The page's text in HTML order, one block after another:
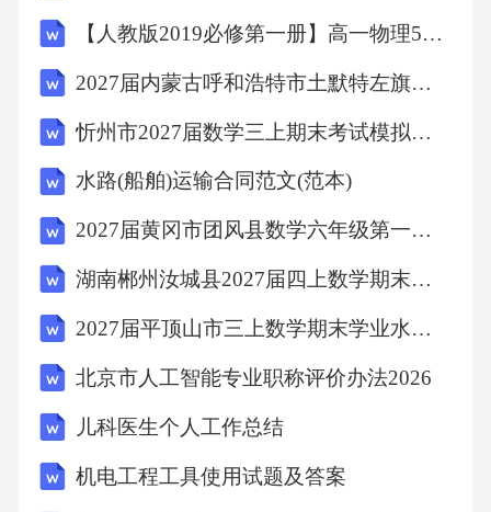
的认知规律，依据智能客户服务领域的核心职
业活动构建了八个项目：走近智能时代客户服
务、开展智能化客户服务管理规划、掌握客户
服务沟通技巧、做好客户服务接待、正确处理
客户投诉、客户服务质量监控、精细分析客户
数据、智能优化客户体验。（二）教学内容本
下：序号模块/项目内容/任务教学内容与教学要
求教学重难点参考课时讲授学时实践学时1走近
智能时代客户服务1.1认识智能时代的客户服务
1.2从客服中心到智能客服中心1.3认识智能客户
服务新岗位1.掌握客户及其分类2.掌握客户服务
意识的具体内容3.掌握智能客户服务的优势4.了
【人教版2019必修第一册】高一物理5牛顿运动定律的应用（教学设计）教案
2027届内蒙古呼和浩特市土默特左旗数学六年级第一学期期末调研试题含解析
忻州市2027届数学三上期末考试模拟试题含解析
水路(船舶)运输合同范文(范本)
2027届黄冈市团风县数学六年级第一学期期末检测模拟试题含解析
湖南郴州汝城县2027届四上数学期末考试模拟试题含解析
2027届平顶山市三上数学期末学业水平测试试题含解析
北京市人工智能专业职称评价办法2026
儿科医生个人工作总结
机电工程工具使用试题及答案